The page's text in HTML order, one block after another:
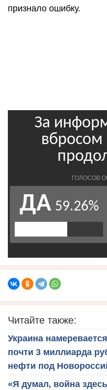
признало ошибку.
Читайте также:
Украина
почти 3 миллиарда
нефти под
«Я думал, война